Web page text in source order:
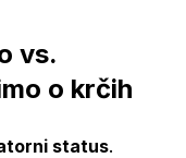
vs.
o krčih
status.